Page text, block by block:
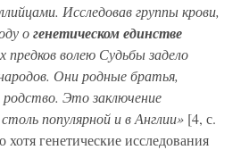
Исследовав группы крови,
огенетическом единстве
предков волею Судьбы задело
Они родные братья,
родство. Это заключение
популярной и в Англии» [4, с.
генетические исследования